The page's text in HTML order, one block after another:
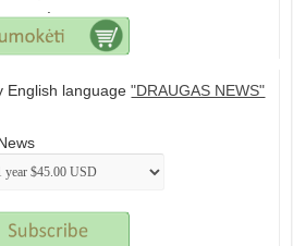
English language"DRAUGAS NEWS"